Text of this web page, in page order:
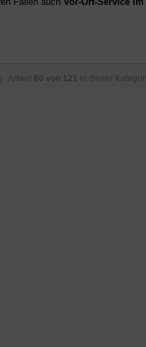
Artikel 60 von 121 in dieser